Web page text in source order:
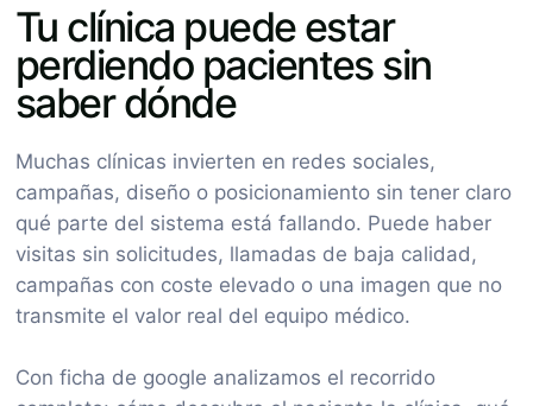
Tu clínica puede estar
perdiendo pacientes sin
saber dónde
Muchas clínicas invierten en redes sociales,
campañas, diseño o posicionamiento sin tener claro
qué parte del sistema está fallando. Puede haber
visitas sin solicitudes, llamadas de baja calidad,
campañas con coste elevado o una imagen que no
transmite el valor real del equipo médico.
Con ficha de google analizamos el recorrido